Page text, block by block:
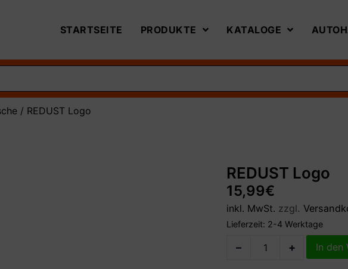
STARTSEITE PRODUKTE KATALOGE
/ REDUST Logo
REDUST Logo
15,99€
inkl. MwSt. zzgl.
Lieferzeit: 2-4 Werktage
– + In den